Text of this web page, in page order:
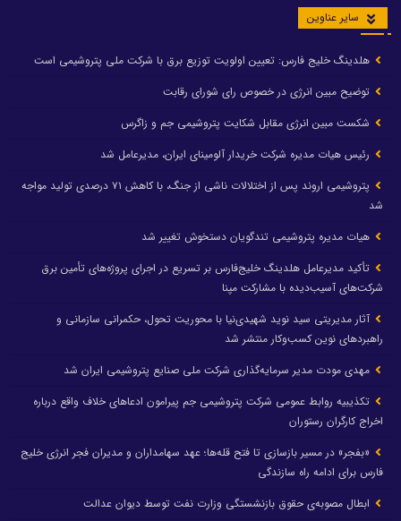
سایر عناوین
هلدینگ خلیج فارس: تعیین اولویت توزیع برق با شرکت ملی پتروشیمی است
توضیح مبین انرژی در خصوص رای شورای رقابت
شکست مبین انرژی مقابل شکایت پتروشیمی جم و زاگرس
رئیس هیات مدیره شرکت خریدار آلومینای ایران، مدیرعامل شد
پتروشیمی اروند پس از اختلالات ناشی از جنگ، با کاهش ۷۱ درصدی تولید مواجه
شد
هیات مدیره پتروشیمی تندگویان دستخوش تغییر شد
تأکید مدیرعامل هلدینگ خلیج‌فارس بر تسریع در اجرای پروژه‌های تأمین برق
شرکت‌های آسیب‌دیده با مشارکت مپنا
آثار مدیریتی سید نوید شهیدی‌نیا با محوریت تحول، حکمرانی سازمانی و
راهبردهای نوین کسب‌وکار منتشر شد
مهدی مودت مدیر سرمایه‌گذاری شرکت ملی صنایع پتروشیمی ایران شد
تکذیبیه روابط عمومی شرکت پتروشیمی جم پیرامون ادعاهای خلاف واقع درباره
اخراج کارگران رستوران
«بفجر» در مسیر بازسازی تا فتح قله‌ها؛ عهد سهامداران و مدیران فجر انرژی خلیج
فارس برای ادامه راه سازندگی
ابطال مصوبه‌ی حقوق بازنشستگی وزارت نفت توسط دیوان عدالت